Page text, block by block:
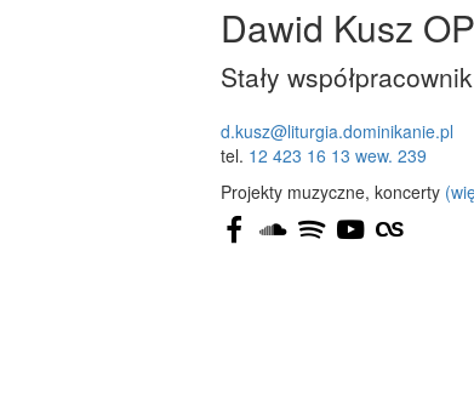
Dawid Kusz OP
Stały
d.kusz@liturgia.dominikanie.pl
tel. 12 423 16 13 wew. 239
Projekty muzyczne, koncerty